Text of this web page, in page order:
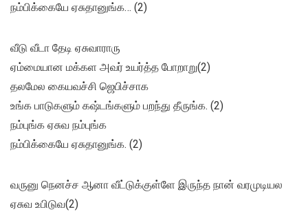
நம்பிக்கையே ஏசுதானுங்க… (2)
வீடு வீடா தேடி ஏசுவாராரு
ஏம்மையான மக்கள அவர் உயர்த்த போறாறு(2)
தலமேல கையவச்சி ஜெபிச்சாக
உங்க பாடுகளும் கஷ்டங்களும் பறந்து தீருங்க. (2)
நம்புங்க ஏசுவ நம்புங்க
நம்பிக்கையே ஏசுதானுங்க. (2)
வருனு நெனச்ச ஆனா வீட்டுக்குள்ளே இருந்த நான் வரமுடியல
ஏசுவ உபிடுவ(2)